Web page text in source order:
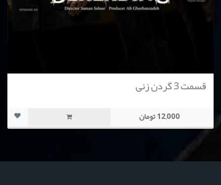
قسمت 3 گردن زنی
12,000 تومان